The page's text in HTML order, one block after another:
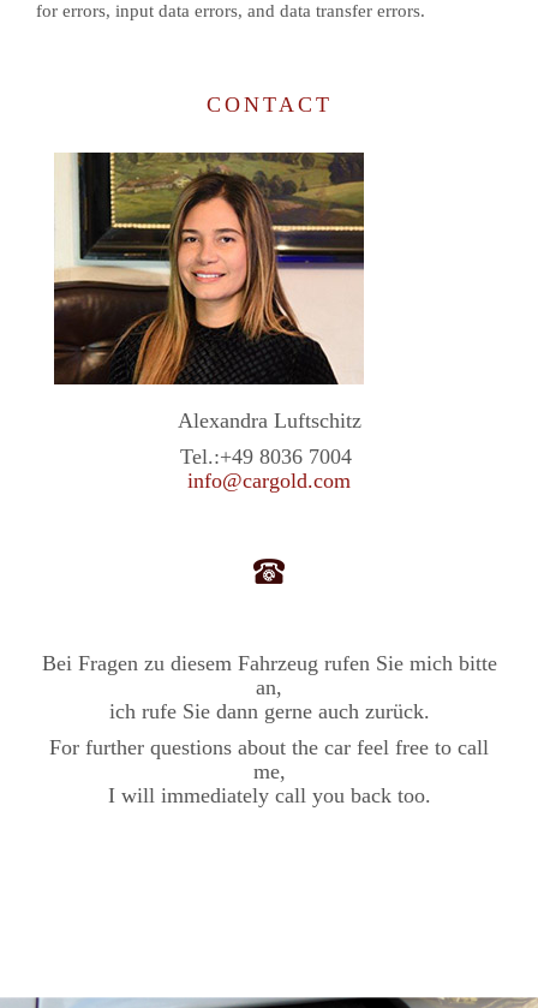
for errors, input data errors, and data transfer errors.
CONTACT
Alexandra Luftschitz
Tel.:+49 8036 7004
info@cargold.com
Bei Fragen zu diesem Fahrzeug rufen Sie mich bitte
an,
ich rufe Sie dann gerne auch zurück.
For further questions about the car feel free to call
me,
I will immediately call you back too.